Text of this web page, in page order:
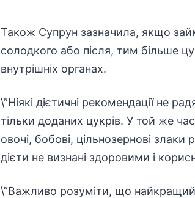
Також Супрун зазначила, якщо
солодкого або після, тим більше
внутрішніх органах.
\”Ніякі дієтичні рекомендації не
тільки доданих цукрів. У той же
овочі, бобові, цільнозернові
дієти не визнані здоровими і
\”Важливо розуміти, що